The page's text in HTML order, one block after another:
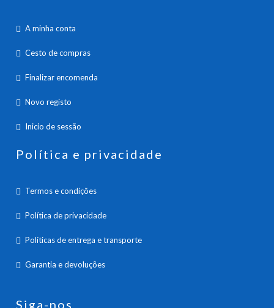
A minha conta
Cesto de compras
Finalizar encomenda
Novo registo
Inicio de sessão
Política e privacidade
Termos e condições
Política de privacidade
Políticas de entrega e transporte
Garantia e devoluções
Siga-nos